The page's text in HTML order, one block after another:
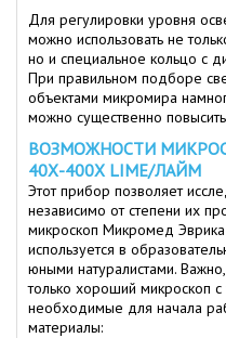
Для регулировки уровня
можно использовать не
но и специальное кольцо с
При правильном подборе
объектами микромира
можно существенно
ВОЗМОЖНОСТИ
40Х-400Х LIME/ЛАЙМ
Этот прибор позволяет
независимо от степени их
микроскоп Микромед
используется в
юными натуралистами.
только хороший микроскоп
необходимые для начала
материалы: